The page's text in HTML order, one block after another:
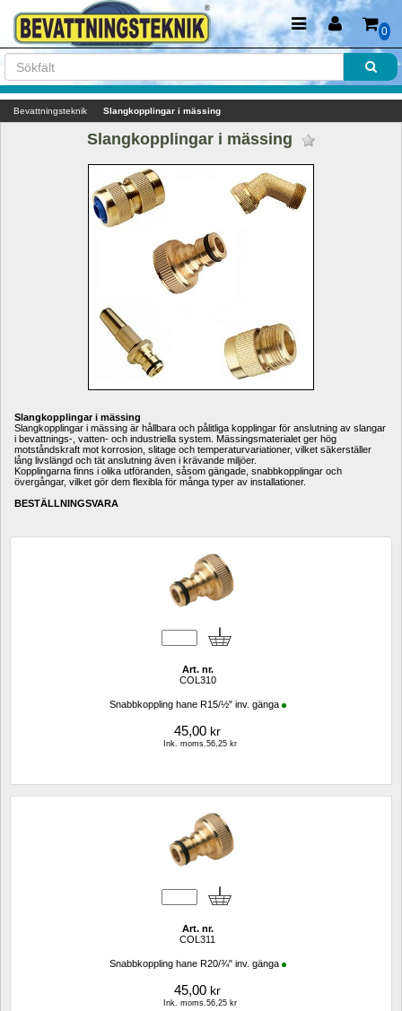
0
Bevattningsteknik Slangkopplingar i mässing
Slangkopplingar i mässing
Slangkopplingar i mässing
Slangkopplingar i mässing är hållbara och pålitliga kopplingar för anslutning av slangar
i bevattnings-, vatten- och industriella system. Mässingsmaterialet ger hög
motståndskraft mot korrosion, slitage och temperaturvariationer, vilket säkerställer
lång livslängd och tät anslutning även i krävande miljöer.
Kopplingarna finns i olika utföranden, såsom gängade, snabbkopplingar och
övergångar, vilket gör dem flexibla för många typer av installationer.
BESTÄLLNINGSVARA
Art. nr.
COL310
Snabbkoppling hane R15/½" inv. gänga
45,00 kr
Ink. moms.56,25 kr
Art. nr.
COL311
Snabbkoppling hane R20/¾" inv. gänga
45,00 kr
Ink. moms.56,25 kr